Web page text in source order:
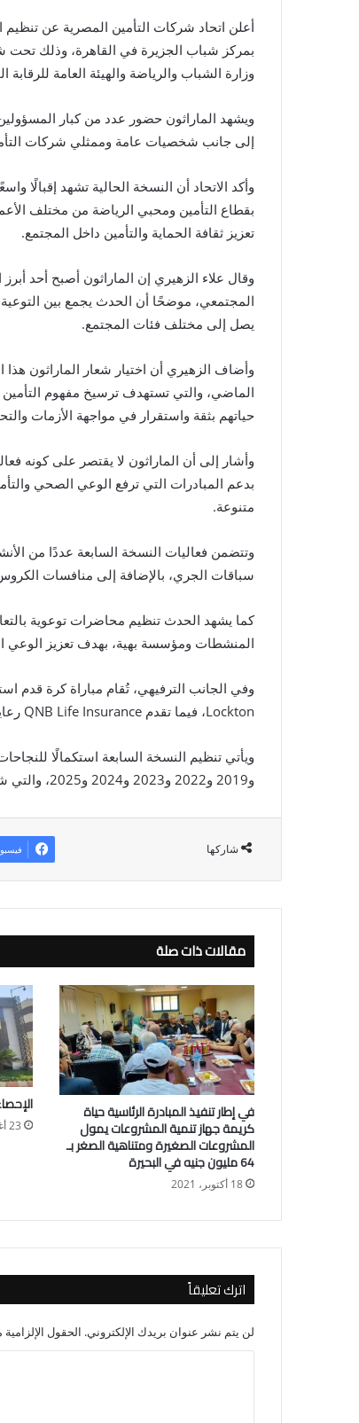
بمركز شباب الجزيرة في القاهرة، وذلك تحت
وزارة الشباب والرياضة والهيئة العامة للرقابة
ويشهد الماراثون حضور عدد من كبار
إلى جانب شخصيات عامة وممثلي شركات
بقطاع التأمين ومحبي الرياضة من مختلف
تعزيز ثقافة الحماية والتأمين داخل المجتمع.
وقال علاء الزهيري إن الماراثون أصبح أحد
المجتمعي، موضحًا أن الحدث يجمع بين التوعية
يصل إلى مختلف فئات المجتمع.
وأضاف الزهيري أن اختيار شعار الماراثون هذا
الماضي، والتي تستهدف ترسيخ مفهوم
حياتهم بثقة واستقرار في مواجهة الأزمات
وأشار إلى أن الماراثون لا يقتصر على كونه
بدعم المبادرات التي ترفع الوعي الصحي
متنوعة.
وتتضمن فعاليات النسخة السابعة عددًا من
سباقات الجري، بالإضافة إلى منافسات
كما يشهد الحدث تنظيم محاضرات توعوية
المنشطات ومؤسسة بهية، بهدف تعزيز الوعي
وفي الجانب الترفيهي، تُقام مباراة كرة قدم
Lockton، فيما تقدم QNB Life Insurance رعاية تيشيرتات الماراثون.
و2019 و2022 و2023 و2024 و2025، والتي شهدت مشاركة واسعة وتفاعلًا كبيرًا من مختلف فئات المجتمع.
شاركها
مقالات ذات صلة
في إطار تنفيذ المبادرة الرئاسية حياة
كريمة جهاز تنمية المشروعات يمول
المشروعات الصغيرة ومتناهية الصغر بـ
64 مليون جنيه في البحيرة
18 أكتوبر، 2021
الإحصاء: 880 ألف عقد
23 أغسطس، 2022
اترك تعليقاً
لن يتم نشر عنوان بريدك الإلكتروني. الحقول الإلزامية